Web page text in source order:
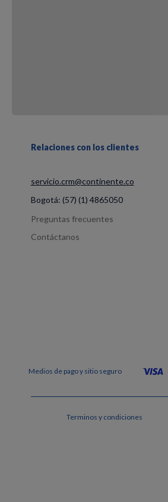
Relaciones con los clientes
servicio.crm@continente.co
Bogotá: (57) (1) 4865050
Preguntas frecuentes
Contáctanos
Terminos y condiciones